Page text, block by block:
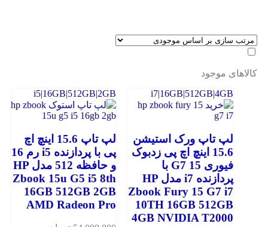
کالاهای موجود
i7|16GB|512GB|4GB
لپ تاپ ورک استیشن
15.6 اینچ اچ پی زدبوک
فیوری 15 G7 با
پردازنده i7 مدل HP
Zbook Fury 15 G7 i7
10TH 16GB 512GB
4GB NVIDIA T2000
i5|16GB|512GB|2GB
لپ تاپ 15.6 اینچ اچ
پی با پردازنده i5 رم 16
و حافظه 512 مدل HP
Zbook 15u G5 i5 8th
16GB 512GB 2GB
AMD Radeon Pro